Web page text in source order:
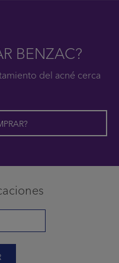
BENZAC?
del acné cerca